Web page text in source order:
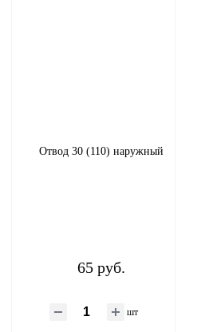
Отвод 30 (110) наружный
65 руб.
шт